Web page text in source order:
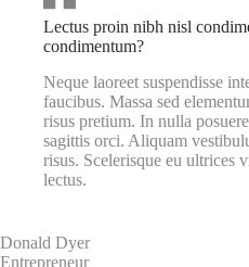
Lectus proin nibh nisl
condimentum?
Neque laoreet suspendisse
faucibus. Massa sed
risus pretium. In nulla
sagittis orci. Aliquam
risus. Scelerisque eu ultrices
lectus.
Donald Dyer
Entrepreneur